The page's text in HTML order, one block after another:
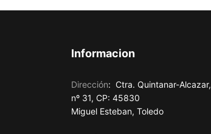
Informacion
Dirección: Ctra. Quintanar-Alcazar,
nº 31, CP: 45830
Miguel Esteban, Toledo